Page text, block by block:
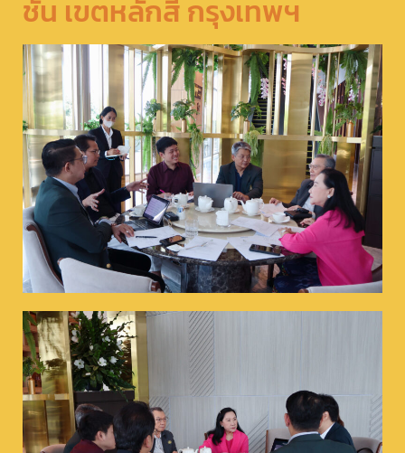
ชั่น เขตหลักสี่ กรุงเทพฯ